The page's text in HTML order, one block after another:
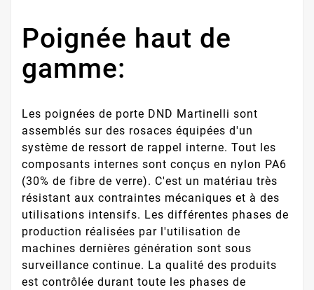
Poignée haut de
gamme:
Les poignées de porte DND Martinelli sont
assemblés sur des rosaces équipées d'un
système de ressort de rappel interne. Tout les
composants internes sont conçus en nylon PA6
(30% de fibre de verre). C'est un matériau très
résistant aux contraintes mécaniques et à des
utilisations intensifs. Les différentes phases de
production réalisées par l'utilisation de
machines dernières génération sont sous
surveillance continue. La qualité des produits
est contrôlée durant toute les phases de